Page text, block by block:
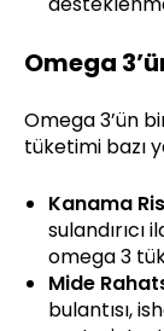
Omega
Omega 3’ün
tüketimi bazı
Kanama
sulandırıcı
omega 3
Mide
bulantısı,